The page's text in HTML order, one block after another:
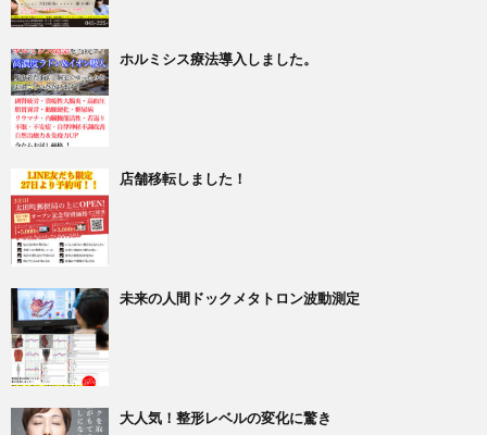
ホルミシス療法導入しました。
店舗移転しました！
未来の人間ドックメタトロン波動測定
大人気！整形レベルの変化に驚き